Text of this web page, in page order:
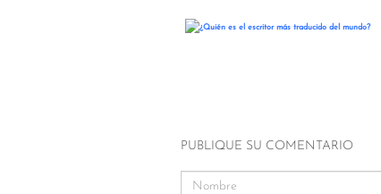
PUBLIQUE SU COMENTARIO